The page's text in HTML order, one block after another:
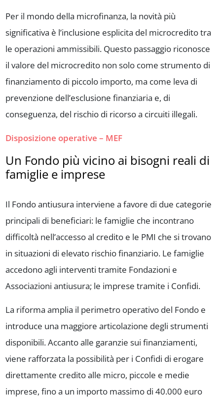
Per il mondo della microfinanza, la novità più
significativa è l’inclusione esplicita del microcredito tra
le operazioni ammissibili. Questo passaggio riconosce
il valore del microcredito non solo come strumento di
finanziamento di piccolo importo, ma come leva di
prevenzione dell’esclusione finanziaria e, di
conseguenza, del rischio di ricorso a circuiti illegali.
Disposizione operative – MEF
Un Fondo più vicino ai bisogni reali di
famiglie e imprese
Il Fondo antiusura interviene a favore di due categorie
principali di beneficiari: le famiglie che incontrano
difficoltà nell’accesso al credito e le PMI che si trovano
in situazioni di elevato rischio finanziario. Le famiglie
accedono agli interventi tramite Fondazioni e
Associazioni antiusura; le imprese tramite i Confidi.
La riforma amplia il perimetro operativo del Fondo e
introduce una maggiore articolazione degli strumenti
disponibili. Accanto alle garanzie sui finanziamenti,
viene rafforzata la possibilità per i Confidi di erogare
direttamente credito alle micro, piccole e medie
imprese, fino a un importo massimo di 40.000 euro